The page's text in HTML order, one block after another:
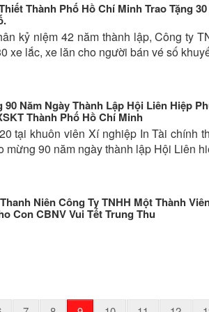
Thành Phố Hồ Chí Minh Trao Tặng
kỷ niệm 42 năm thành lập, Công ty
xe lắc, xe lăn cho người bán vé số
Năm Ngày Thành Lập Hội Liên Hiệp
Thành Phố Hồ Chí Minh
tại khuôn viên Xí nghiệp In Tài chính
mừng 90 năm ngày thành lập Hội Liên
Niên Công Ty TNHH Một Thành
Con CBNV Vui Tết Trung Thu